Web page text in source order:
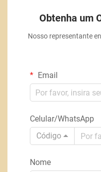
Obtenha um
Nosso representante
Email
Celular/WhatsApp
Código
Nome